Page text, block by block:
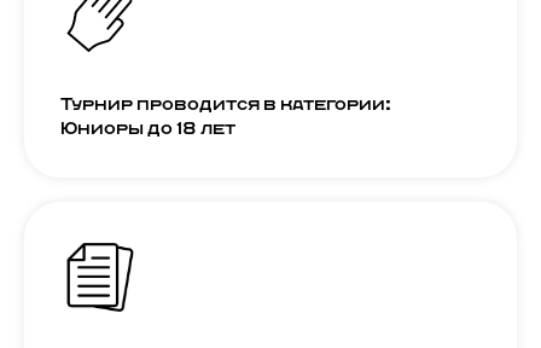
Турнир проводится в категории:
Юниоры до 18 лет